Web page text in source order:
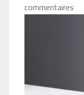
commentaires